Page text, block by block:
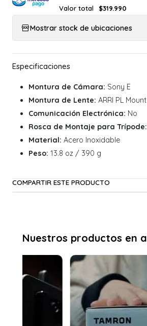
Valor total $319.990
Mostrar stock de ubicaciones
Montura de Cámara: Sony E
Montura de Lente: ARRI PL Mount
Comunicación Electrónica: No
Rosca de Montaje para Trípode:
Material: Acero Inoxidable
Peso: 13.8 oz / 390 g
COMPARTIR ESTE PRODUCTO